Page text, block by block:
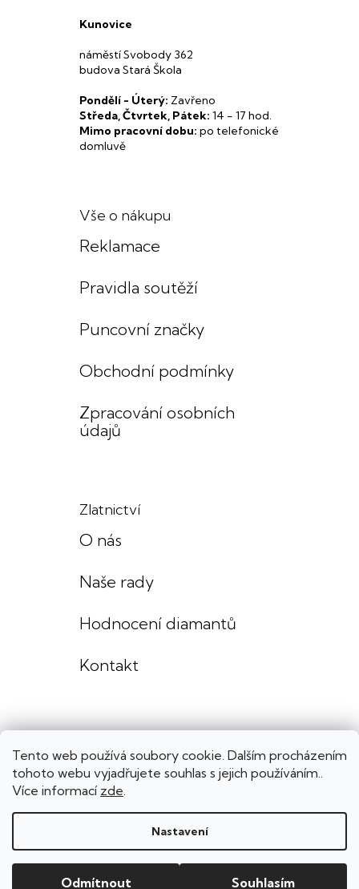
Tento web používá soubory cookie. Dalším procházením
tohoto webu vyjadřujete souhlas s jejich používáním..
Více informací zde.
Nastavení
Odmítnout Souhlasím
Kunovice
náměstí Svobody 362
budova Stará Škola
Pondělí - Úterý: Zavřeno
Středa, Čtvrtek, Pátek: 14 - 17 hod.
Mimo pracovní dobu: po telefonické
domluvě
Vše o nákupu
Reklamace
Pravidla soutěží
Puncovní značky
Obchodní podmínky
Zpracování osobních
údajů
Zlatnictví
O nás
Naše rady
Hodnocení diamantů
Kontakt
Lenka Výmolová šperky
Upravit nastavení cookies